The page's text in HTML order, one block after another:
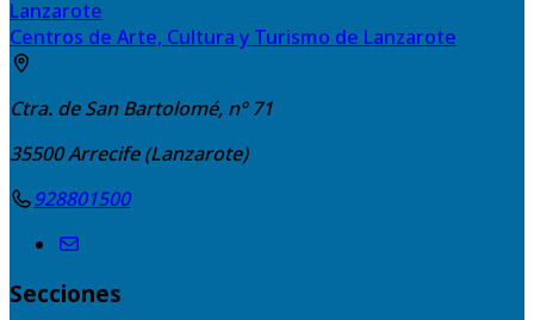
Centros de Arte, Cultura y Turismo de Lanzarote
Ctra. de San Bartolomé, nº 71
35500Arrecife (Lanzarote)
928801500
Secciones